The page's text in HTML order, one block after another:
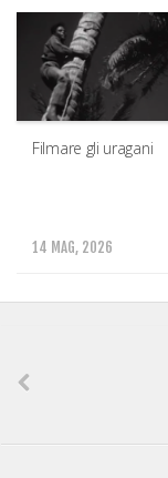
Filmare gli uragani
14 MAG, 2026